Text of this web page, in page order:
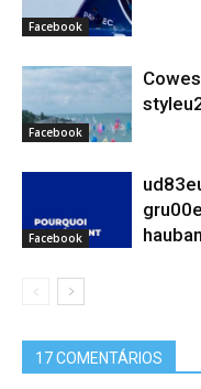
Facebook
Facebook
Facebook
17 COMENTÁRIOS